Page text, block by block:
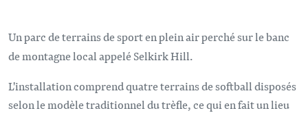
Un parc de terrains de sport en plein air perché sur le banc
de montagne local appelé Selkirk Hill.
L'installation comprend quatre terrains de softball disposés
selon le modèle traditionnel du trèfle, ce qui en fait un lieu